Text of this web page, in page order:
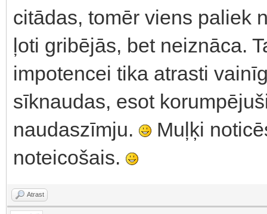
citādas, tomēr viens paliek
ļoti gribējās, bet neiznāca.
impotencei tika atrasti
sīknaudas, esot
naudaszīmju.
Muļķi
noteicošais.
Atrast